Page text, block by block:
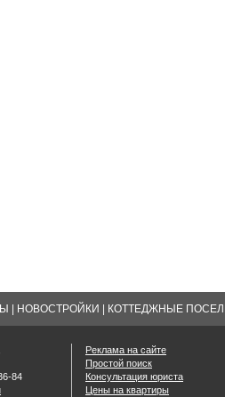
НОВОСТРОЙКИ КОТТЕДЖНЫЕ
84
Реклама на сайте
Простой поиск
Консультация юриста
Цены на квартиры